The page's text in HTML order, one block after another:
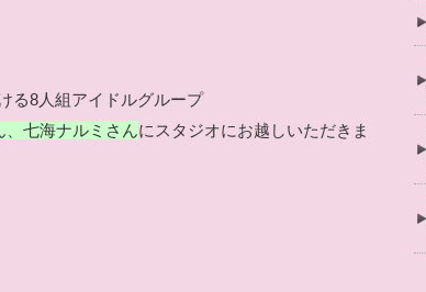
る8人組アイドルグループ
、七海ナルミさんにスタジオにお越しいただきま